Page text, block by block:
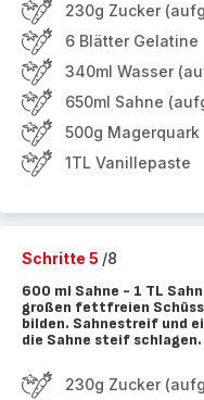
230g Zucker
6 Blätter Gelatine
340ml Wasser
650ml Sahne
500g Magerquark
1TL Vanillepaste
Schritte 5 /8
600 ml Sahne - 1 TL
großen fettfreien
bilden. Sahnestreif und
die Sahne steif schlagen.
230g Zucker